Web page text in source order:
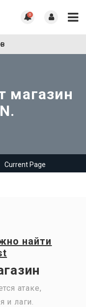
0
магазин
Current Page
найти
атаке,
лаги.